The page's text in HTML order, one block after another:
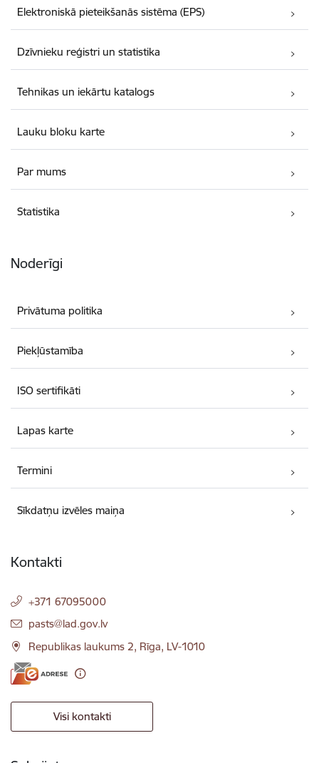
Elektroniskā pieteikšanās sistēma (EPS)
Dzīvnieku reģistri un statistika
Tehnikas un iekārtu katalogs
Lauku bloku karte
Par mums
Statistika
Noderīgi
Privātuma politika
Piekļūstamība
ISO sertifikāti
Lapas karte
Termini
Sīkdatņu izvēles maiņa
Kontakti
+371 67095000
E-pasts:
pasts@lad.gov.lv
Republikas laukums 2, Rīga, LV-1010
Visi kontakti